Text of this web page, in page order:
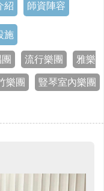
紹 師資陣容
施
流行樂團 雅樂
樂團 豎琴室內樂團